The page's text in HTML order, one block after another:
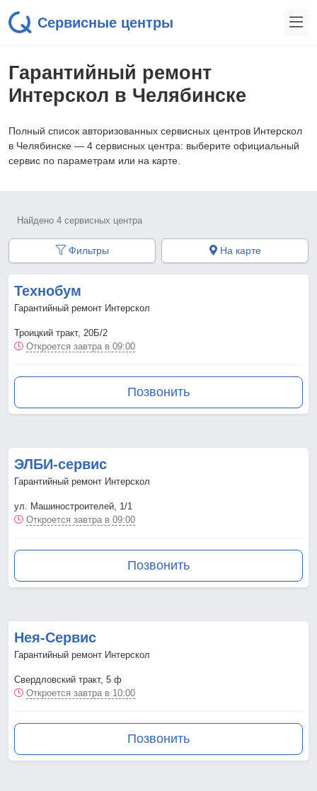
Сервисные центры
Гарантийный ремонт
Интерскол в Челябинске
Полный список авторизованных сервисных центров Интерскол
в Челябинске — 4 сервисных центра: выберите официальный
сервис по параметрам или на карте.
Найдено 4 сервисных центра
Фильтры На карте
Технобум
Гарантийный ремонт Интерскол
Троицкий тракт, 20Б/2
Откроется завтра в 09:00
Позвонить
ЭЛБИ-сервис
Гарантийный ремонт Интерскол
ул. Машиностроителей, 1/1
Откроется завтра в 09:00
Позвонить
Нея-Сервис
Гарантийный ремонт Интерскол
Свердловский тракт, 5 ф
Откроется завтра в 10:00
Позвонить